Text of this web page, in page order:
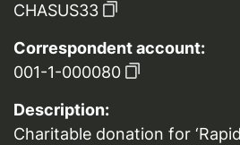
CHASUS33
Correspondent account:
001-1-000080
Description:
Charitable donation for